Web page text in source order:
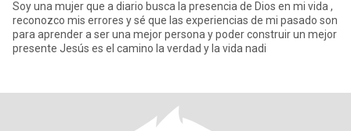
Soy una mujer que a diario busca la presencia de Dios en mi vida ,
reconozco mis errores y sé que las experiencias de mi pasado son
para aprender a ser una mejor persona y poder construir un mejor
presente Jesús es el camino la verdad y la vida nadi